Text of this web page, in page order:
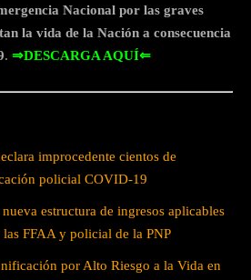
Nacional por las graves
la vida de la Nación a consecuencia
. ⇒DESCARGA AQUÍ⇐
improcedente cientos de
policial COVID-19
estructura de ingresos aplicables
FFAA y policial de la PNP
por Alto Riesgo a la Vida en